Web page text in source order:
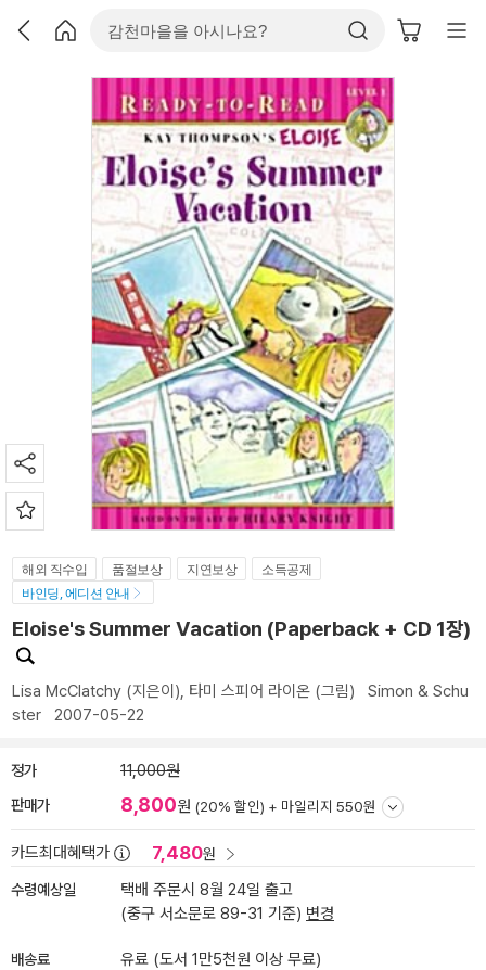
해외 직수입 품절보상 지연보상
소득공제
바인딩, 에디션 안내
Eloise's Summer Vacation (Paperback + CD 1장)
Lisa McClatchy (지은이), 타미 스피어 라이온 (그림) Simon & Schu
ster 2007-05-22
정가 11,000원
판매가 8,800원 (20% 할인) + 마일리지 550원
카드최대혜택가 7,480원
수령예상일
택배 주문시 8월 24일 출고
(중구 서소문로 89-31 기준) 변경
배송료 유료 (도서 1만5천원 이상 무료)